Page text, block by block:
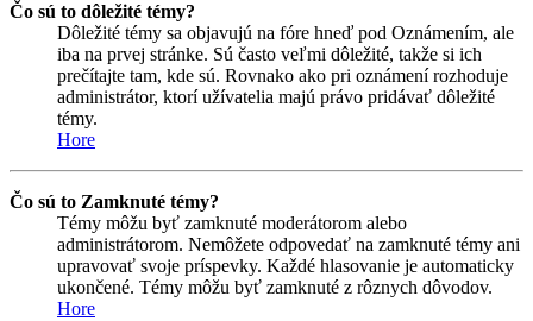
Čo sú to dôležité témy?
Dôležité témy sa objavujú na fóre hneď pod Oznámením, ale
iba na prvej stránke. Sú často veľmi dôležité, takže si ich
prečítajte tam, kde sú. Rovnako ako pri oznámení rozhoduje
administrátor, ktorí užívatelia majú právo pridávať dôležité
témy.
Hore
Čo sú to Zamknuté témy?
Témy môžu byť zamknuté moderátorom alebo
administrátorom. Nemôžete odpovedať na zamknuté témy ani
upravovať svoje príspevky. Každé hlasovanie je automaticky
ukončené. Témy môžu byť zamknuté z rôznych dôvodov.
Hore